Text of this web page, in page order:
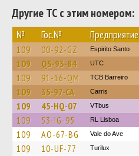
Другие ТС с этим номером:
№ Гос.№ Предприятие
109 00-92-GZ Espirito Santo
109 QS-93-84 UTC
109 91-16-QM TCB Barreiro
109 35-97-CA Carris
109 45-HQ-07 VTbus
109 53-IG-95 RL Lisboa
109 AO-67-BG Vale do Ave
109 10-UF-77 Turilux